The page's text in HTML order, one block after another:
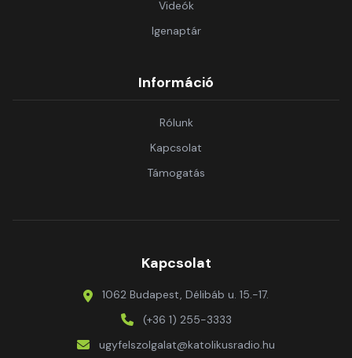
Videók
Igenaptár
Információ
Rólunk
Kapcsolat
Támogatás
Kapcsolat
1062 Budapest, Délibáb u. 15.-17.
(+36 1) 255-3333
ugyfelszolgalat@katolikusradio.hu